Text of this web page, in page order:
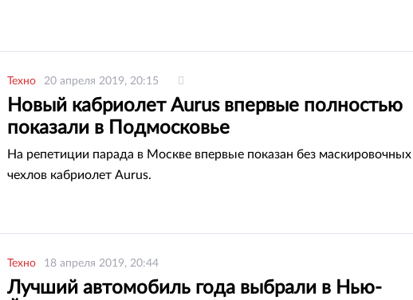
Техно 20 апреля 2019, 20:15
Новый кабриолет Aurus впервые полностью
показали в Подмосковье
На репетиции парада в Москве впервые показан без маскировочных
чехлов кабриолет Aurus.
Техно 18 апреля 2019, 20:44
Лучший автомобиль года выбрали в Нью-